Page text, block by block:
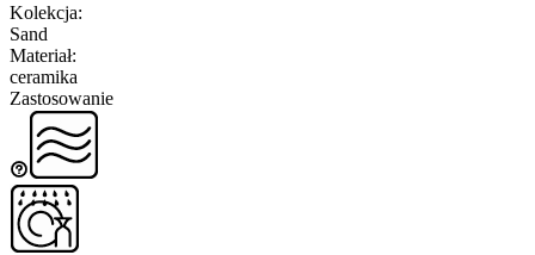
Kolekcja:
Sand
Materiał:
ceramika
Zastosowanie